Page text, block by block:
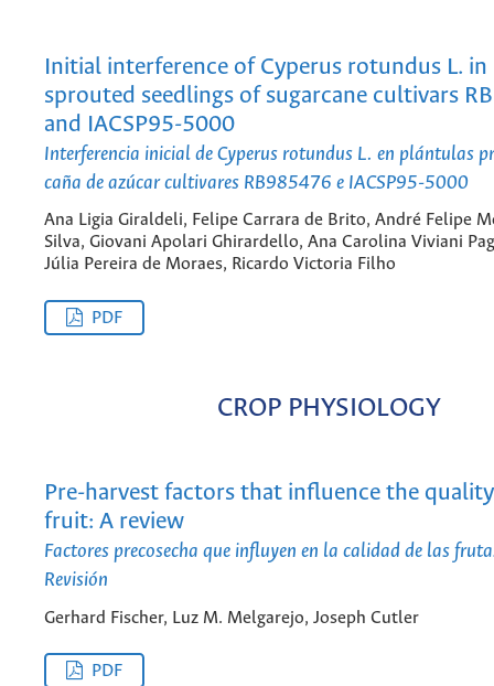
Initial interference of Cyperus rotundus L. in
sprouted seedlings of sugarcane cultivars
and IACSP95-5000
Interferencia inicial de Cyperus rotundus L. en plántulas
caña de azúcar cultivares RB985476 e IACSP95-5000
Ana Ligia Giraldeli, Felipe Carrara de Brito, André Felipe
Silva, Giovani Apolari Ghirardello, Ana Carolina Viviani
Júlia Pereira de Moraes, Ricardo Victoria Filho
PDF
CROP PHYSIOLOGY
Pre-harvest factors that influence the
fruit: A review
Factores precosecha que influyen en la calidad de las
Revisión
Gerhard Fischer, Luz M. Melgarejo, Joseph Cutler
PDF